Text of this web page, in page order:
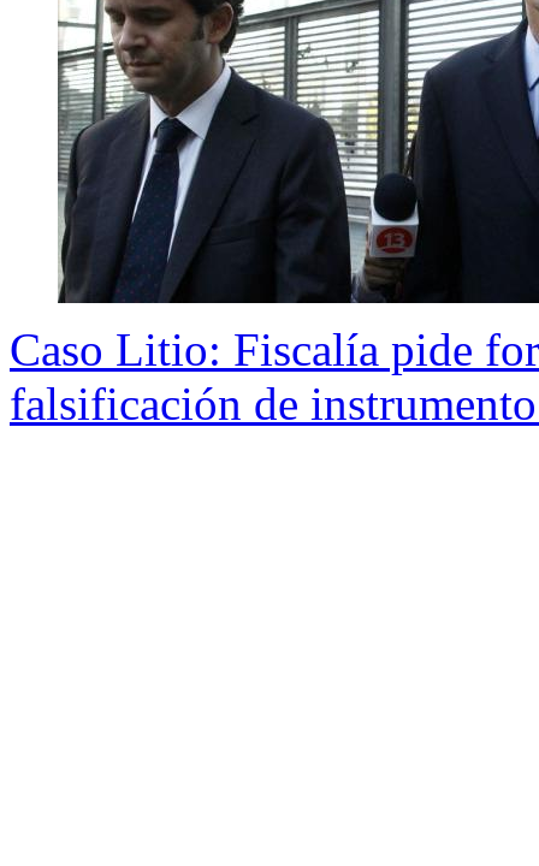
Caso Litio: Fiscalía pide
falsificación de